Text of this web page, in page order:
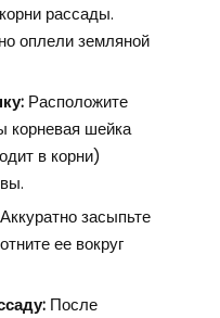
рассады.
оплели земляной
Расположите
корневая шейка
в корни)
засыпьте
ее вокруг
После